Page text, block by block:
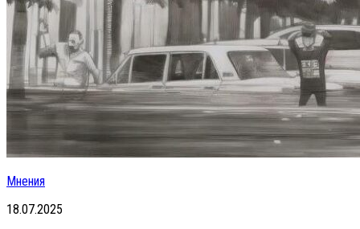
Мнения
18.07.2025